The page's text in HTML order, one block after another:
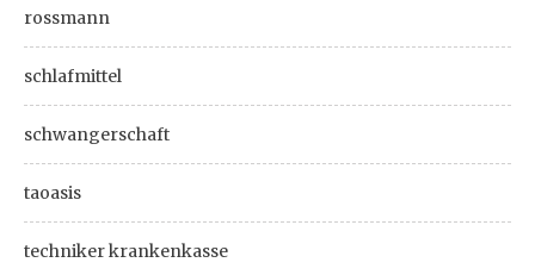
rossmann
schlafmittel
schwangerschaft
taoasis
techniker krankenkasse